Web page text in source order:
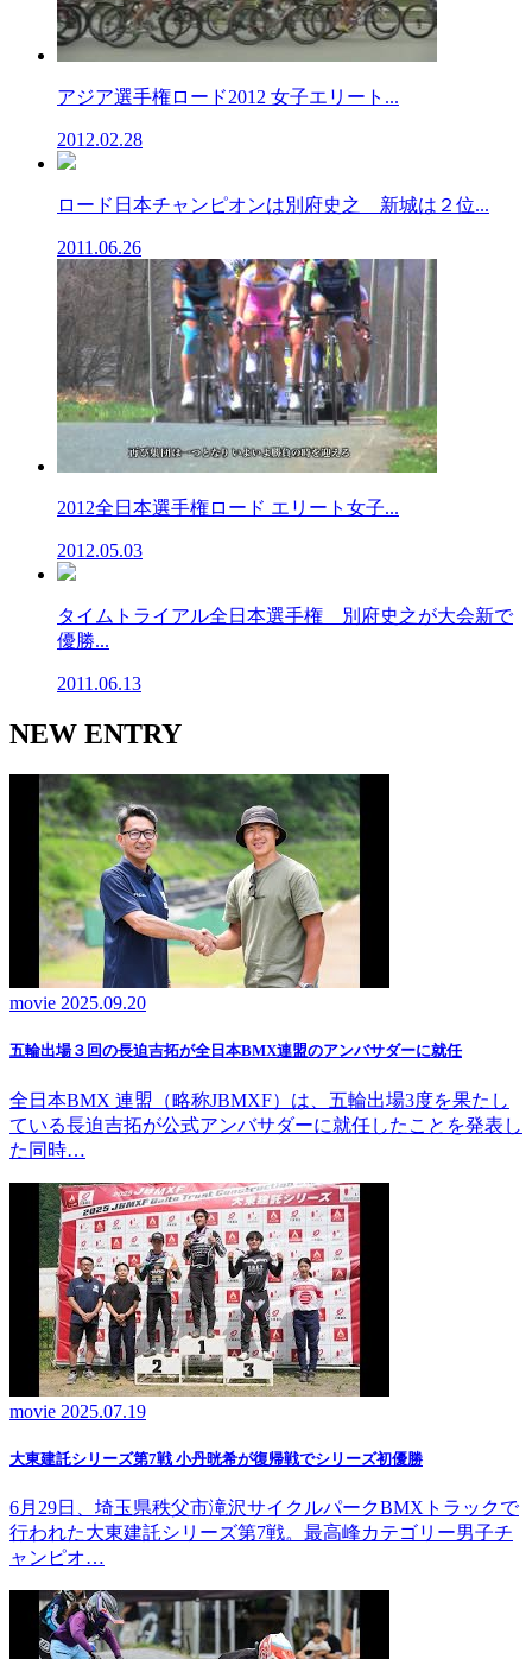
アジア選手権ロード2012 女子エリート...
2012.02.28
ロード日本チャンピオンは別府史之 新城は２位...
2011.06.26
2012全日本選手権ロード エリート女子...
2012.05.03
タイムトライアル全日本選手権 別府史之が大会新で
優勝...
2011.06.13
NEW ENTRY
movie 2025.09.20
五輪出場３回の長迫吉拓が全日本BMX連盟のアンバサダーに就任
全日本BMX 連盟（略称JBMXF）は、五輪出場3度を果たし
ている長迫吉拓が公式アンバサダーに就任したことを発表し
た同時…
movie 2025.07.19
大東建託シリーズ第7戦 ⼩丹晄希が復帰戦でシリーズ初優勝
6月29日、埼玉県秩父市滝沢サイクルパークBMXトラックで
行われた大東建託シリーズ第7戦。最高峰カテゴリー男子チ
ャンピオ…